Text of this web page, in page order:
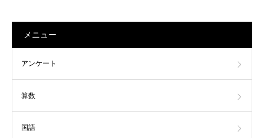
メニュー
アンケート
算数
国語